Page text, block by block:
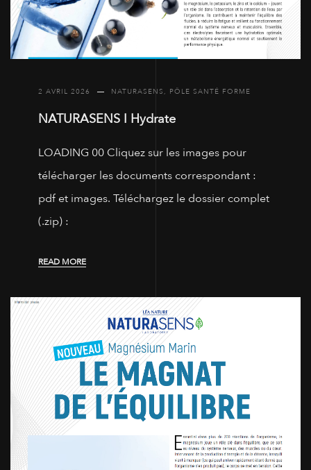
2 AVRIL 2026 NATURASENS, PÔLE SANTÉ FORME
NATURASENS I Hydrate
LOADING 00 Cliquez sur les images pour
télécharger les documents correspondant :
pdf et images. Téléchargez le dossier complet
(.zip) :
READ MORE